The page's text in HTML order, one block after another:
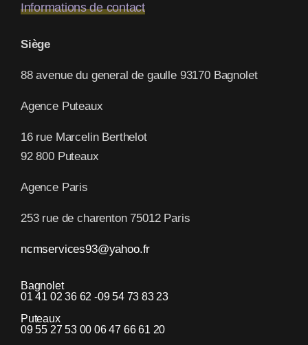
Informations de contact
Siège
88 avenue du general de gaulle 93170 Bagnolet
Agence Puteaux
16 rue Marcelin Berthelot
92 800 Puteaux
Agence Paris
253 rue de charenton 75012 Paris
ncmservices93@yahoo.fr
Bagnolet
01 41 02 36 62 -09 54 73 83 23
Puteaux
09 55 27 53 00 06 47 66 61 20